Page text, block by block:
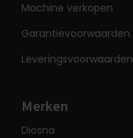
Machine verkopen
Garantievoorwaarden
Leveringsvoorwaarden
Merken
Diosna